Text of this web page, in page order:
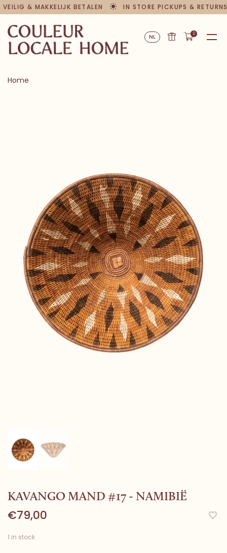
& MAKKELIJK BETALEN IN STORE PICKUPS & RETURNS
NL 0
Home
KAVANGO MAND #17 - NAMIBIË
€79,00
1 in stock